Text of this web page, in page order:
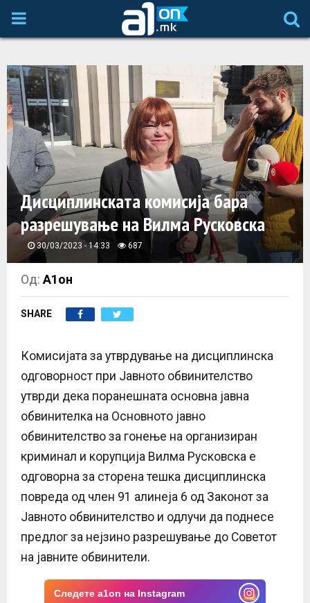
P
I
M
A
R
M
E
N
U
Дисциплинската комисија бара
разрешување на Вилма Русковска
30/03/2023 - 14:33 687
Од:А1он
SHARE
Комисијата за утврдување на дисциплинска
одговорност при Јавното обвинителство
утврди дека поранешната основна јавна
обвинителка на Основното јавно
обвинителство за гонење на организиран
криминал и корупција Вилма Русковска е
одговорна за сторена тешка дисциплинска
повреда од член 91 алинеја 6 од Законот за
Јавното обвинителство и одлучи да поднесе
предлог за нејзино разрешување до Советот
на јавните обвинители.
Следете a1on на Instagram